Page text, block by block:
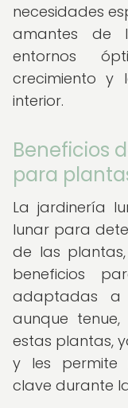
necesidades
amantes de
entornos
crecimiento
interior.
Beneficios
para
La jardinería
lunar para
de las
beneficios
adaptadas
aunque
estas plantas,
y les permite
clave durante